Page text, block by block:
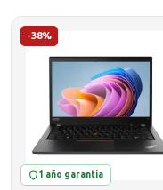
→
-38%
1 año garantía